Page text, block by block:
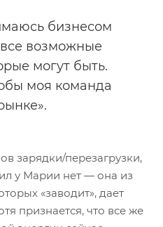
бизнесом
возможные
могут быть.
моя команда
зарядки/перезагрузки,
у Марии нет — она из
«заводит», дает
признается, что все же